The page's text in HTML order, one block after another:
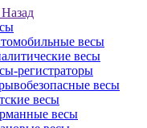
Назад
весы
весы
регистраторы
весы
весы
весы